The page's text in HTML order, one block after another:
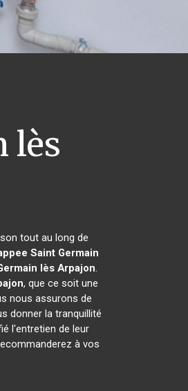
lès
tout au long de
Saint Germain
lès Arpajon.
, que ce soit une
nous assurons de
donner la tranquillité
l'entretien de leur
à vos